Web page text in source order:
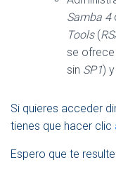
Samba 4
Tools(
se
sin SP1)
Si quieres acceder
tienes que hacer clic
Espero que te